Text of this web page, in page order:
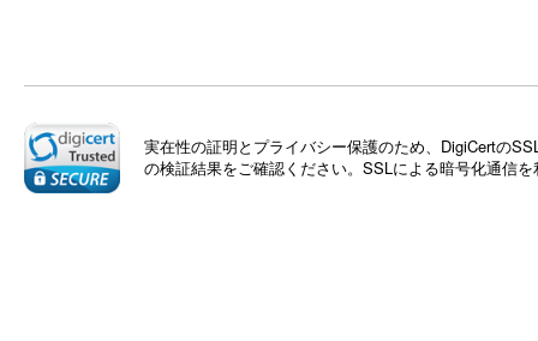
実在性の証明とプライバシー保護のため、DigiCertの
の検証結果をご確認ください。SSLによる暗号化通信